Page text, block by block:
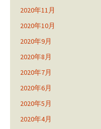
2020年11月
2020年10月
2020年9月
2020年8月
2020年7月
2020年6月
2020年5月
2020年4月